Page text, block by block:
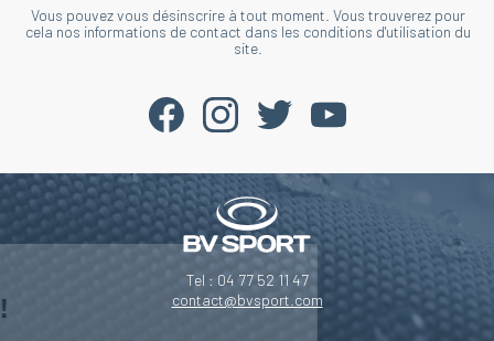
Vous pouvez vous désinscrire à tout moment. Vous trouverez pour
cela nos informations de contact dans les conditions d'utilisation du
site.
Tel : 04 77 52 11 47
contact@bvsport.com